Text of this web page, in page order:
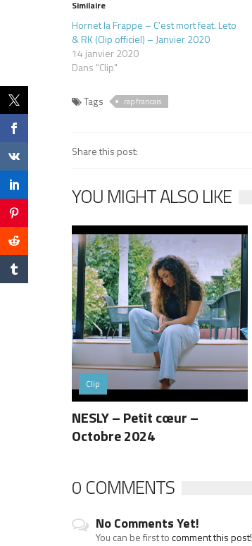
Similaire
Hornet la Frappe – C’est mort feat. Leto
& RK (Clip officiel) – Janvier 2020
14 janvier 2020
Dans "Clip"
Tags rap francais
Share this post:
YOU MIGHT ALSO LIKE
Clip
NESLY – Petit cœur –
Octobre 2024
0 COMMENTS
No Comments Yet!
You can be first tocomment this post!